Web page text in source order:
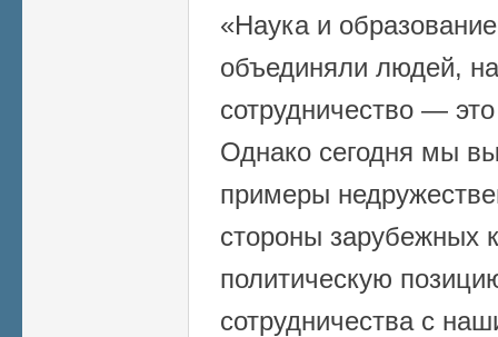
«Наука и
объединяли людей,
сотрудничество —
Однако сегодня мы
примеры
стороны зарубежных
политическую
сотрудничества с